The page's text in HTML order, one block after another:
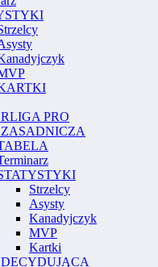
PRO
Strzelcy
Asysty
Kanadyjczyk
MVP
Kartki